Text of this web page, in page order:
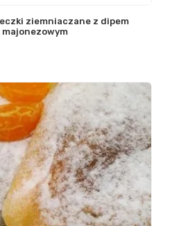
ziemniaczane z dipem
majonezowym